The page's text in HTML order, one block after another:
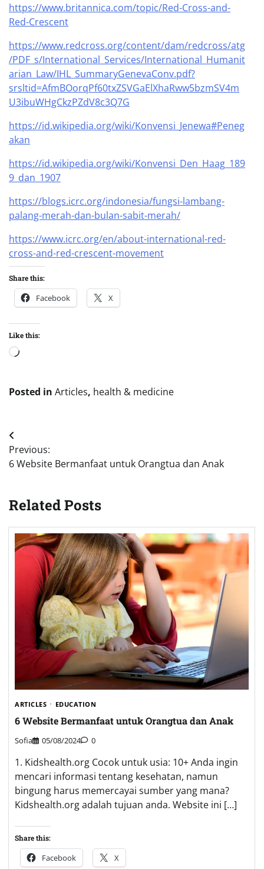
https://www.britannica.com/topic/Red-Cross-and-
Red-Crescent
https://www.redcross.org/content/dam/redcross/atg
/PDF_s/International_Services/International_Humanit
arian_Law/IHL_SummaryGenevaConv.pdf?
srsltid=AfmBOorqPf60txZSVGaElXhaRww5bzmSV4m
U3ibuWHgCkzPZdV8c3Q7G
https://id.wikipedia.org/wiki/Konvensi_Jenewa#Peneg
akan
https://id.wikipedia.org/wiki/Konvensi_Den_Haag_189
9_dan_1907
https://blogs.icrc.org/indonesia/fungsi-lambang-
palang-merah-dan-bulan-sabit-merah/
https://www.icrc.org/en/about-international-red-
cross-and-red-crescent-movement
Share this:
Facebook X
Like this:
L
d
…
Posted in Articles, health & medicine
Post
navigation
Previous:
6 Website Bermanfaat untuk Orangtua dan Anak
Related Posts
ARTICLES EDUCATION
6 Website Bermanfaat untuk Orangtua dan Anak
Sofia 05/08/2024 0
1. Kidshealth.org Cocok untuk usia: 10+ Anda ingin
mencari informasi tentang kesehatan, namun
bingung harus memercayai sumber yang mana?
Kidshealth.org adalah tujuan anda. Website ini […]
Share this:
Facebook X